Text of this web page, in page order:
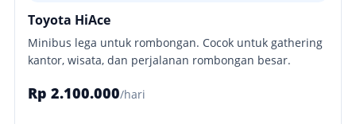
Toyota HiAce
Minibus lega untuk rombongan. Cocok untuk gathering
kantor, wisata, dan perjalanan rombongan besar.
Rp 2.100.000/hari